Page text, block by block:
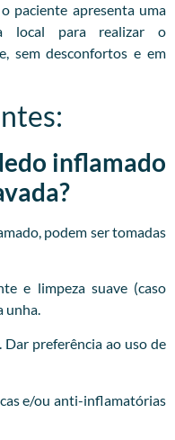
paciente apresenta uma
local para realizar o
sem desconfortos e em
inflamado
podem ser tomadas
e limpeza suave (caso
unha.
preferência ao uso de
e/ou anti-inflamatórias